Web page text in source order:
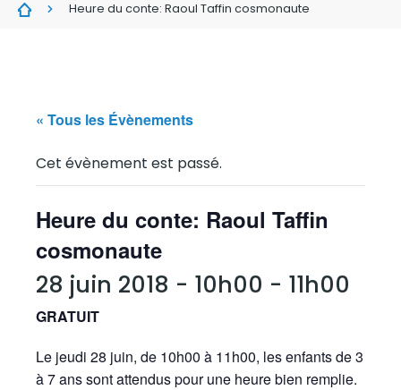
Heure du conte: Raoul Taffin cosmonaute
« Tous les Évènements
Cet évènement est passé.
Heure du conte: Raoul Taffin
cosmonaute
28 juin 2018 - 10h00 - 11h00
GRATUIT
Le jeudi 28 juin, de 10h00 à 11h00, les enfants de 3
à 7 ans sont attendus pour une heure bien remplie.